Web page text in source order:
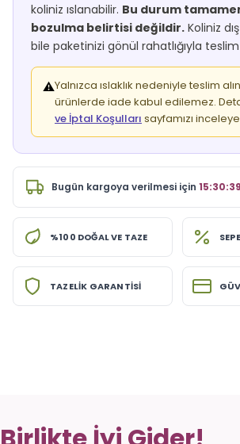
koliniz ıslanabilir. Bu durum
bozulma belirtisi değildir. Koliniz
bile paketinizi gönül rahatlığıyla
⚠️Yalnızca ıslaklık nedeniyle teslim
ürünlerde iade kabul edilemez.
ve İptal Koşulları sayfamızı
Bugün kargoya verilmesi için 15:30:39
%100 DOĞAL VE TAZE
TAZELİK GARANTİSİ